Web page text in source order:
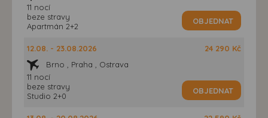
11 nocí
beze stravy
Apartmán 2+2
OBJEDNAT
12.08. - 23.08.2026
Brno , Praha , Ostrava
11 nocí
beze stravy
Studio 2+0
24 290 Kč
OBJEDNAT